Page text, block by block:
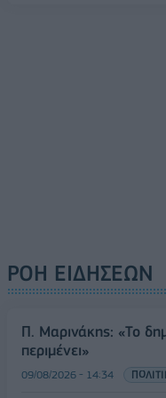
ΡΟΗ ΕΙΔΗΣΕΩΝ
Π. Μαρινάκης: «Το
περιμένει»
09/08/2026 - 14:34